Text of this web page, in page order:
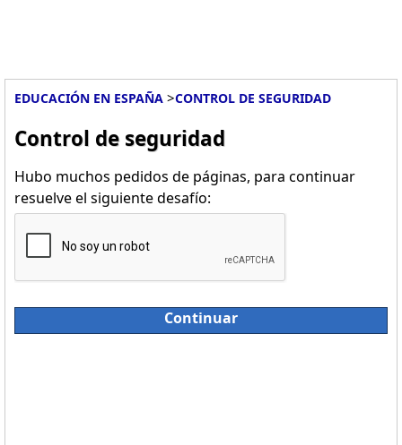
EDUCACIÓN EN ESPAÑA >CONTROL DE SEGURIDAD
Control de seguridad
Hubo muchos pedidos de páginas, para continuar
resuelve el siguiente desafío:
Continuar